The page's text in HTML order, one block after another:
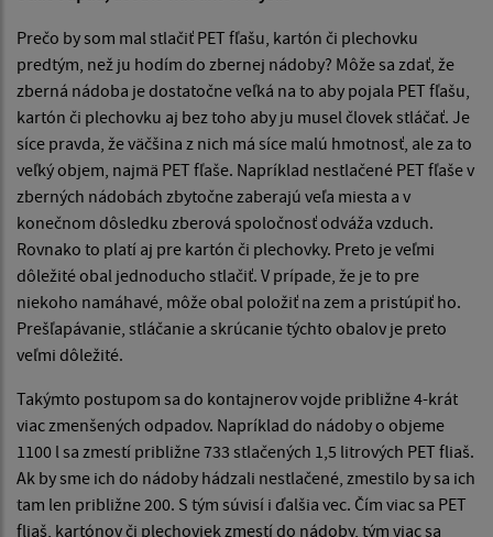
Prečo by som mal stlačiť PET fľašu, kartón či plechovku
predtým, než ju hodím do zbernej nádoby? Môže sa zdať, že
zberná nádoba je dostatočne veľká na to aby pojala PET fľašu,
kartón či plechovku aj bez toho aby ju musel človek stláčať. Je
síce pravda, že väčšina z nich má síce malú hmotnosť, ale za to
veľký objem, najmä PET fľaše. Napríklad nestlačené PET fľaše v
zberných nádobách zbytočne zaberajú veľa miesta a v
konečnom dôsledku zberová spoločnosť odváža vzduch.
Rovnako to platí aj pre kartón či plechovky. Preto je veľmi
dôležité obal jednoducho stlačiť. V prípade, že je to pre
niekoho namáhavé, môže obal položiť na zem a pristúpiť ho.
Prešľapávanie, stláčanie a skrúcanie týchto obalov je preto
veľmi dôležité.
Takýmto postupom sa do kontajnerov vojde približne 4-krát
viac zmenšených odpadov. Napríklad do nádoby o objeme
1100 l sa zmestí približne 733 stlačených 1,5 litrových PET fliaš.
Ak by sme ich do nádoby hádzali nestlačené, zmestilo by sa ich
tam len približne 200. S tým súvisí i ďalšia vec. Čím viac sa PET
fliaš, kartónov či plechoviek zmestí do nádoby, tým viac sa